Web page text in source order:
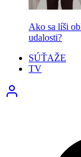
Ako sa líši
udalosti?
SÚŤAŽE
TV